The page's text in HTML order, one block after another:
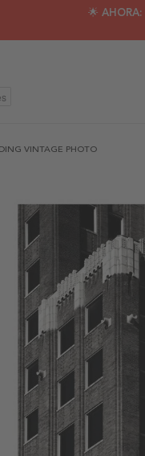
🌟
VINTAGE PHOTO